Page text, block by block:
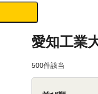
愛知工業
500件該当